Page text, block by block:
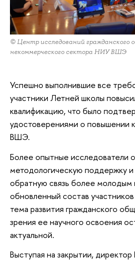
© Центр исследований гражданского
некоммерческого сектора НИУ ВШЭ
Успешно выполнившие все
участники Летней школы
квалификацию, что было
удостоверениями о повышении
ВШЭ.
Более опытные исследователи
методологическую поддержку
обратную связь более молодым
обновленный состав
тема развития гражданского
зрения ее научного освоения
актуальной.
Выступая на закрытии,